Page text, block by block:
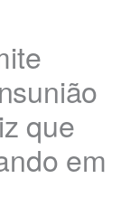
que
em